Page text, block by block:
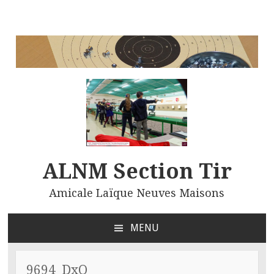
ALNM Section Tir
Amicale Laïque Neuves Maisons
MENU
CONTENU
9694_DxO